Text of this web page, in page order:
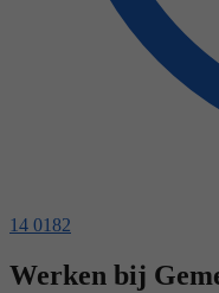
14 0182
Werken bij